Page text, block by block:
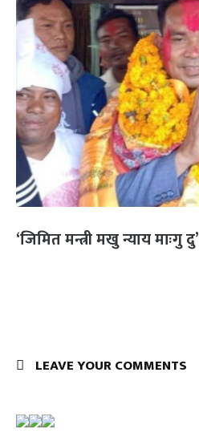
‘जिमित मन्त्री मखु न्याय माःगु दु’
LEAVE YOUR COMMENTS